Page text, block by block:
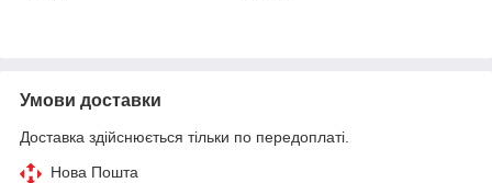
Умови доставки
Доставка здійснюється тільки по передоплаті.
Нова Пошта